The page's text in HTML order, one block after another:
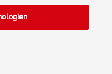
DIN C6/5,